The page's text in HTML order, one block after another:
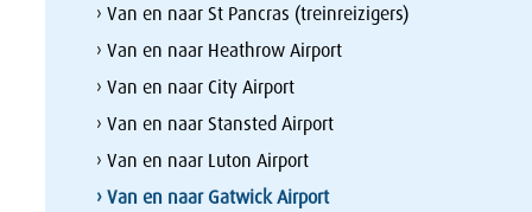
› Van en naar St Pancras (treinreizigers)
› Van en naar Heathrow Airport
› Van en naar City Airport
› Van en naar Stansted Airport
› Van en naar Luton Airport
› Van en naar Gatwick Airport